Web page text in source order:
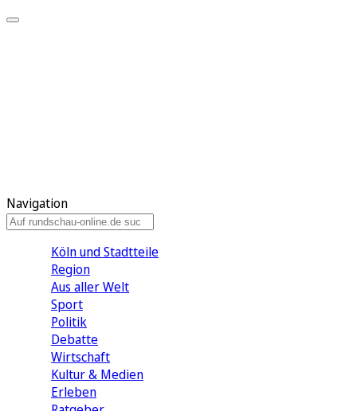
Navigation
Köln und Stadtteile
Region
Aus aller Welt
Sport
Politik
Debatte
Wirtschaft
Kultur & Medien
Erleben